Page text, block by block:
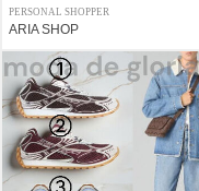
PERSONAL SHOPPER
ARIA SHOP